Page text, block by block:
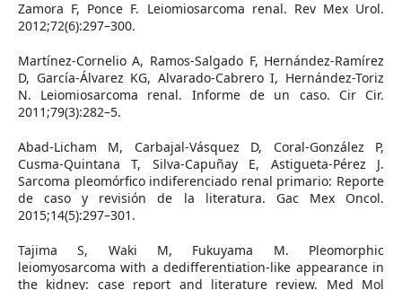
Zamora F, Ponce F. Leiomiosarcoma renal. Rev Mex Urol.
2012;72(6):297–300.
Martínez-Cornelio A, Ramos-Salgado F, Hernández-Ramírez
D, García-Álvarez KG, Alvarado-Cabrero I, Hernández-Toriz
N. Leiomiosarcoma renal. Informe de un caso. Cir Cir.
2011;79(3):282–5.
Abad-Licham M, Carbajal-Vásquez D, Coral-González P,
Cusma-Quintana T, Silva-Capuñay E, Astigueta-Pérez J.
Sarcoma pleomórfico indiferenciado renal primario: Reporte
de caso y revisión de la literatura. Gac Mex Oncol.
2015;14(5):297–301.
Tajima S, Waki M, Fukuyama M. Pleomorphic
leiomyosarcoma with a dedifferentiation-like appearance in
the kidney: case report and literature review. Med Mol